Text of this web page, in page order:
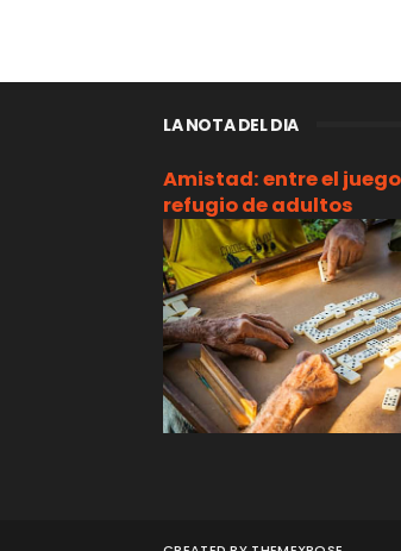
LA NOTA DEL DIA
Amistad: entre el
refugio de adultos